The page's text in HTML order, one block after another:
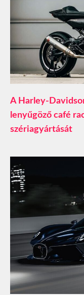
A Harley-
lenyűgöző café
szériagyártását